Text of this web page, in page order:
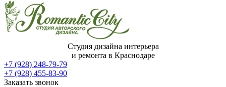
Студия дизайна интерьера
и ремонта в Краснодаре
+7 (928) 248-79-79
+7 (928) 455-83-90
Заказать звонок